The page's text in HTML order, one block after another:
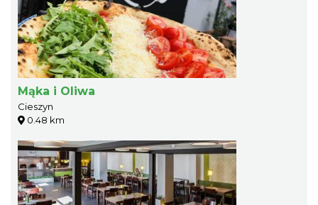
Mąka i Oliwa
Cieszyn
0.48 km